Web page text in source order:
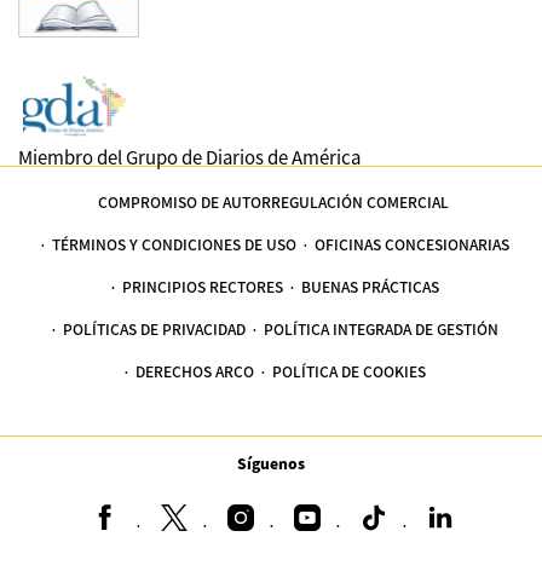
Miembro del Grupo de Diarios de América
COMPROMISO DE AUTORREGULACIÓN COMERCIAL
TÉRMINOS Y CONDICIONES DE USO OFICINAS CONCESIONARIAS
PRINCIPIOS RECTORES BUENAS PRÁCTICAS
POLÍTICAS DE PRIVACIDAD POLÍTICA INTEGRADA DE GESTIÓN
DERECHOS ARCO POLÍTICA DE COOKIES
Síguenos